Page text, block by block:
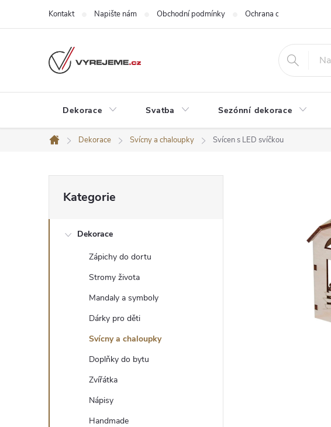
Kontakt Napište nám Obchodní podmínky Ochrana osobních údajů
Dekorace Svatba Sezónní dekorace
Domů
Dekorace Svícny a chaloupky Svícen s LED svíčkou
o
kategorie
Kategorie
Dekorace
Zápichy do dortu
Stromy života
Mandaly a symboly
Dárky pro děti
Svícny a chaloupky
Doplňky do bytu
Zvířátka
Nápisy
Handmade